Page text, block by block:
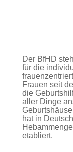
Der BfHD
für die
Frauen seit
die
aller Dinge
hat in
etabliert.